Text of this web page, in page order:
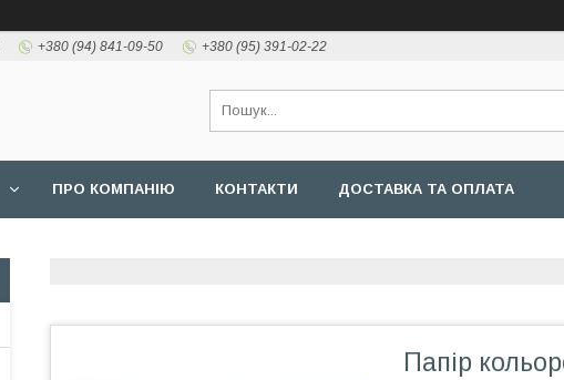
+380 (94) 841-09-50 +380 (95) 391-02-22
ПРО КОМПАНІЮ КОНТАКТИ ДОСТАВКА ТА ОПЛАТА
Папір